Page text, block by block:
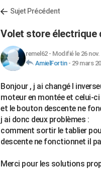
Sujet Précédent
Volet store électrique
remel62- Modifié le 26 nov.
AmielFortin- 29 mars
Bonjour , j ai changé l
moteur en montée et celui-
et le bouton descente ne
j ai donc deux problèmes :
comment sortir le tablier
descente ne fonctionnet il
Merci pour les solutions